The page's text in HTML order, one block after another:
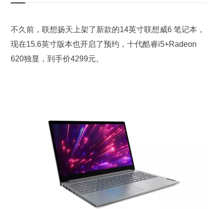
不久前，联想扬天上架了新款的14英寸联想威6 笔记本，
现在15.6英寸版本也开启了预约，十代酷睿i5+Radeon
620独显，到手价4299元。